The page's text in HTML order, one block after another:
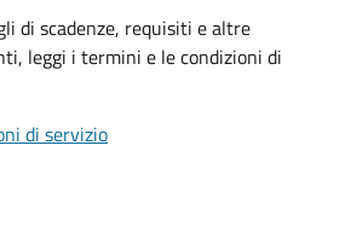
di scadenze, requisiti e altre
leggi i termini e le condizioni di
di servizio